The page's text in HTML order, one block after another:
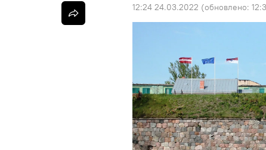
12:24 24.03.2022 (обновлено: